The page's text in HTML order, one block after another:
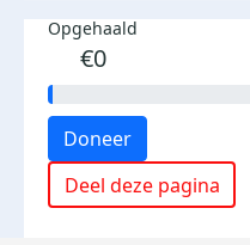
Opgehaald
€0
Doneer
Deel deze pagina